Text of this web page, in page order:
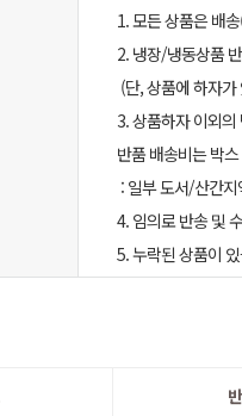
1. 모든 상품은 배
2. 냉장/냉동상품
(단, 상품에 하자
3. 상품하자 이외
반품 배송비는 박
: 일부 도서/산간
4. 임의로 반송 및
5. 누락된 상품이